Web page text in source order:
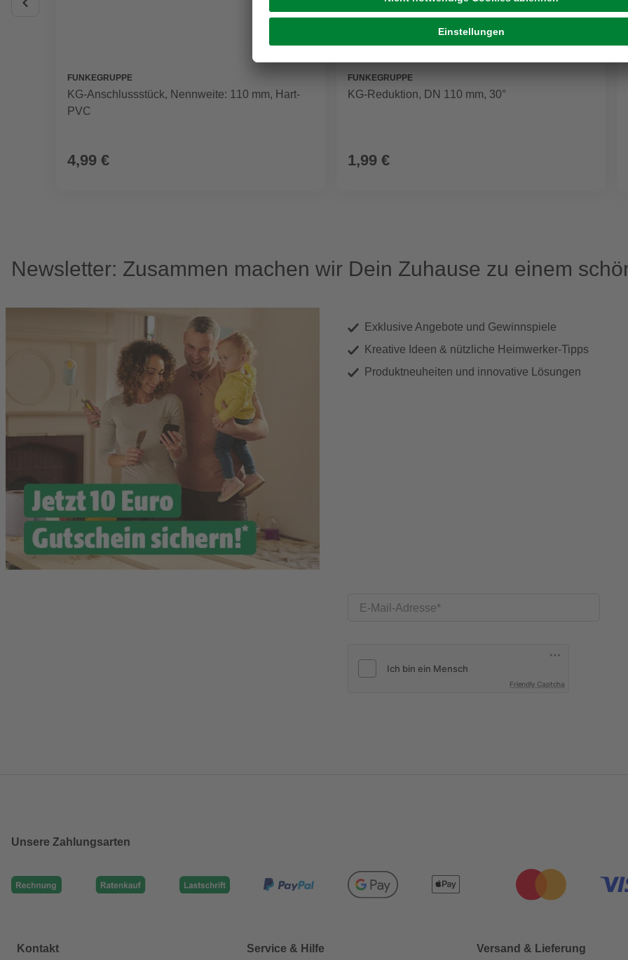
FUNKEGRUPPE
KG-Anschlussstück, Nennweite: 110 mm, Hart-
PVC
4,99 €
FUNKEGRUPPE
KG-Reduktion, DN 110 mm, 30°
1,99 €
Newsletter: Zusammen machen wir Dein Zuhause zu einem
Exklusive Angebote und Gewinnspiele
Kreative Ideen & nützliche Heimwerker-Tipps
Produktneuheiten und innovative Lösungen
E-Mail-Adresse
Friendly Captcha
Unsere Zahlungsarten
Kontakt Service & Hilfe Versand & Lieferung